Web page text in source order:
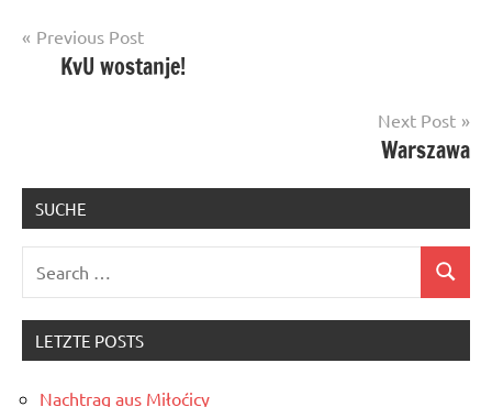
Post
navigation
Previous Post
KvU wostanje!
Next Post
Warszawa
SUCHE
Search
LETZTE POSTS
Nachtrag aus Miłoćicy